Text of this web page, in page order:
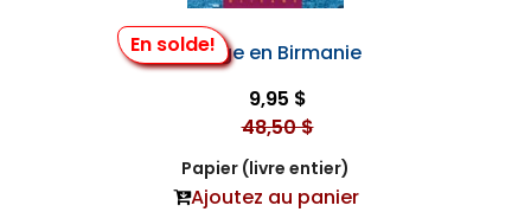
En solde!
Voyage en Birmanie
9,95 $
48,50 $
Papier (livre entier)
Ajoutez au panier